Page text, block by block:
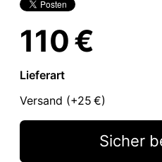
110 €
Lieferart
Versand (+25 €)
Sicher